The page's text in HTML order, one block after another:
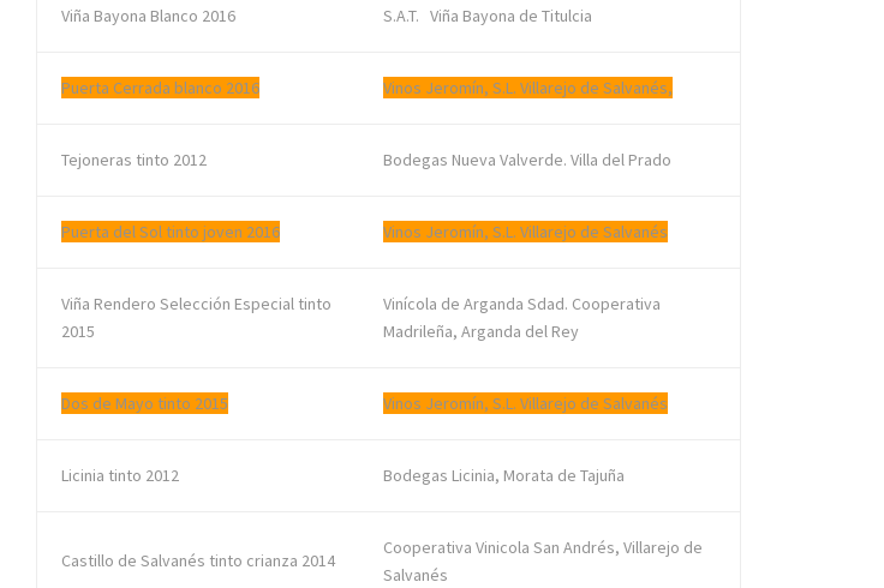
Viña Bayona Blanco 2016 S.A.T. Viña Bayona de Titulcia
Puerta Cerrada blanco 2016 Vinos Jeromín, S.L. Villarejo de Salvanés,
Tejoneras tinto 2012 Bodegas Nueva Valverde. Villa del Prado
Puerta del Sol tinto joven 2016 Vinos Jeromín, S.L. Villarejo de Salvanés
Viña Rendero Selección Especial tinto
2015
Vinícola de Arganda Sdad. Cooperativa
Madrileña, Arganda del Rey
Dos de Mayo tinto 2015 Vinos Jeromín, S.L. Villarejo de Salvanés
Licinia tinto 2012 Bodegas Licinia, Morata de Tajuña
Castillo de Salvanés tinto crianza 2014
Cooperativa Vinicola San Andrés, Villarejo de
Salvanés